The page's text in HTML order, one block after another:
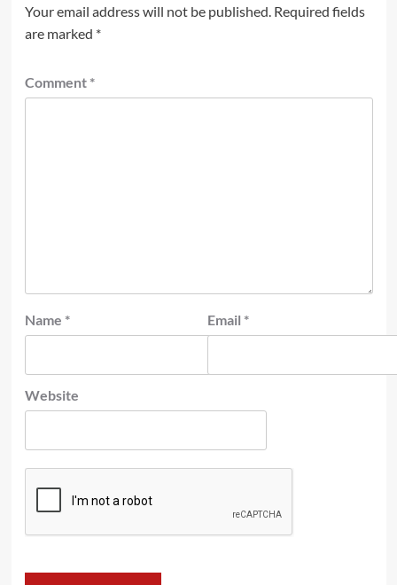
Your email address will not be published. Required fields
are marked *
Comment *
Name * Email *
Website